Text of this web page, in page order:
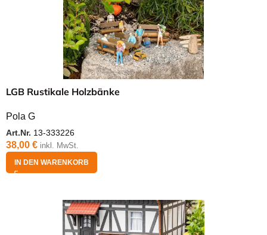
LGB Rustikale Holzbänke
Pola G
Art.Nr. 13-333226
38,00 € inkl. MwSt.
IN DEN WARENKORB